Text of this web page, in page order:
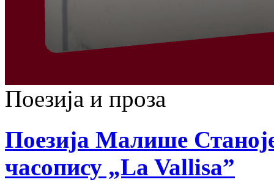
Поезија и проза
Поезија Малише
часопису „La Vallisa”